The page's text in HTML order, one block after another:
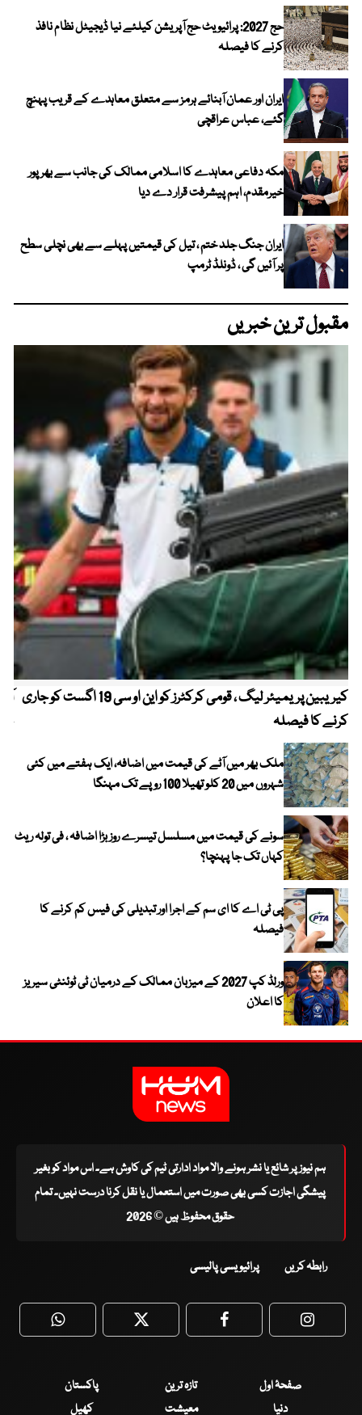
حج 2027: پرائیویٹ حج آپریشن کیلئے نیا ڈیجیٹل نظام نافذ
کرنے کا فیصلہ
ایران اور عمان آبنائے ہرمز سے متعلق معاہدے کے قریب پہنچ
گئے، عباس عراقچی
مکہ دفاعی معاہدے کا اسلامی ممالک کی جانب سے بھرپور
خیرمقدم، اہم پیشرفت قرار دے دیا
ایران جنگ جلد ختم ، تیل کی قیمتیں پہلے سے بھی نچلی سطح
پر آئیں گی ، ڈونلڈ ٹرمپ
مقبول ترین خبریں
کیریبین پریمیئر لیگ ، قومی کرکٹرز کو این او سی 19 اگست کو جاری
کرنے کا فیصلہ
ملک بھر میں آٹے کی قیمت میں اضافہ، ایک ہفتے میں کئی
شہروں میں 20 کلو تھیلا 100 روپے تک مہنگا
سونے کی قیمت میں مسلسل تیسرے روز بڑا اضافہ ، فی تولہ ریٹ
کہاں تک جا پہنچا؟
پی ٹی اے کا ای سم کے اجرا اور تبدیلی کی فیس کم کرنے کا
فیصلہ
ورلڈ کپ 2027 کے میزبان ممالک کے درمیان ٹی ٹوئنٹی سیریز
کا اعلان
ہم نیوز پر شائع یا نشر ہونے والا مواد ادارتی ٹیم کی کاوش ہے۔ اس مواد کو بغیر
پیشگی اجازت کسی بھی صورت میں استعمال یا نقل کرنا درست نہیں۔ تمام
حقوق محفوظ ہیں © 2026
رابطہ کریں پرائیویسی پالیسی
WhatsApp Twitter Facebook
صفحۂ اول تازہ ترین
پاکستان
دنیا
معیشت کھیل